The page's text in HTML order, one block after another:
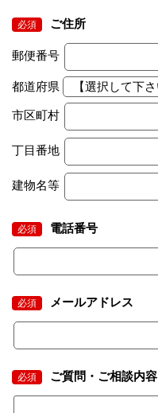
必須 ご住所
郵便番号
都道府県
市区町村
丁目番地
建物名等
必須 電話番号
必須 メールアドレス
必須 ご質問・ご相談内容